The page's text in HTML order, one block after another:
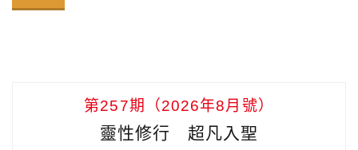
第257期（2026年8月號）
靈性修行 超凡入聖